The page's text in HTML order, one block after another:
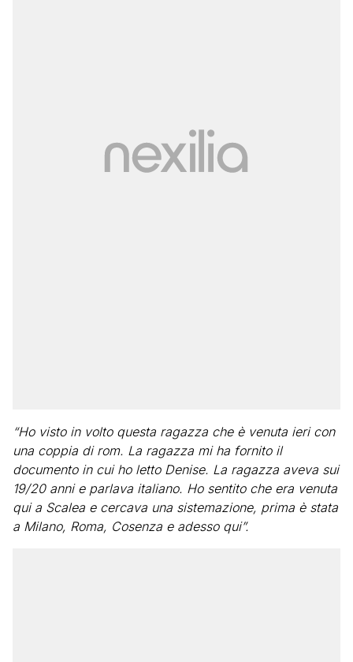
“Ho visto in volto questa ragazza che è venuta ieri con
una coppia di rom. La ragazza mi ha fornito il
documento in cui ho letto Denise. La ragazza aveva sui
19/20 anni e parlava italiano. Ho sentito che era venuta
qui a Scalea e cercava una sistemazione, prima è stata
a Milano, Roma, Cosenza e adesso qui”.